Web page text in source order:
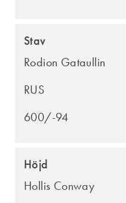
Stav
Rodion Gataullin
RUS
600/-94
Höjd
Hollis Conway